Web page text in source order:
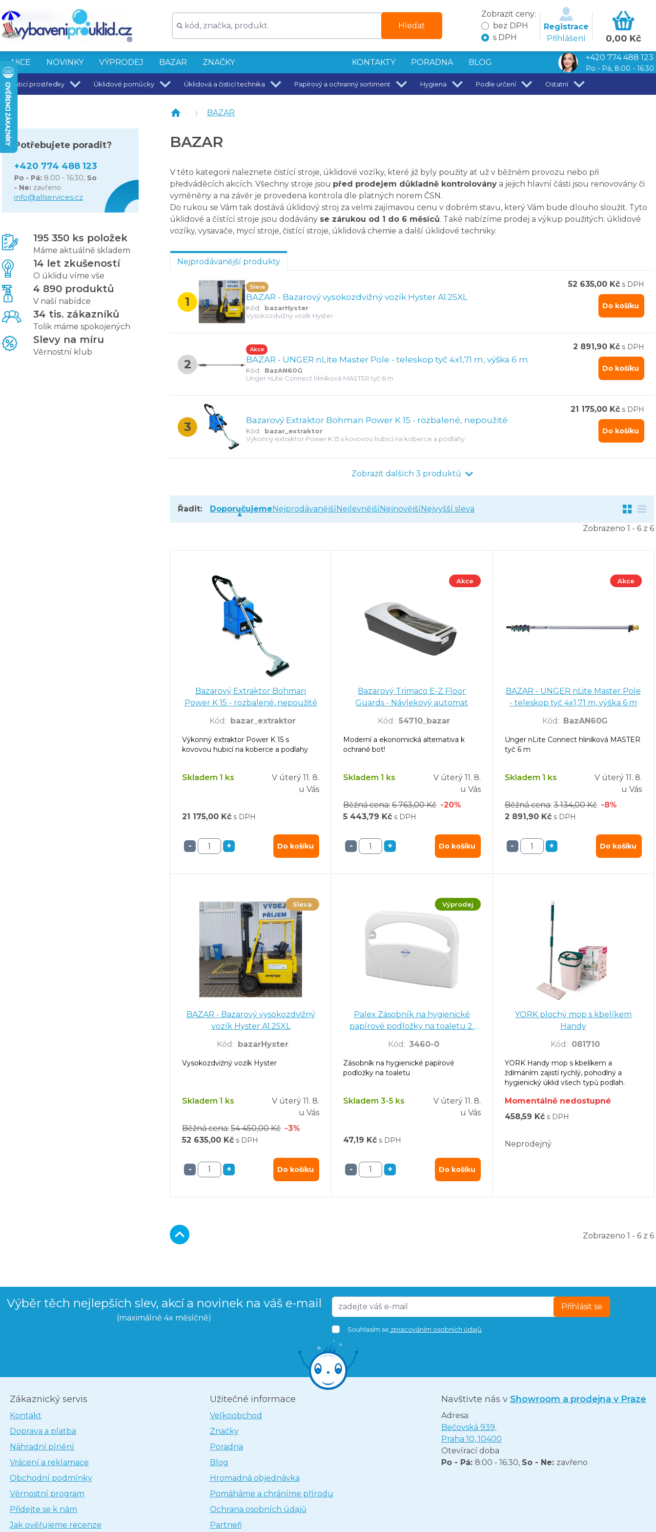
BAZAR - Bazarový vysokozdvižný vozík Hyster A1.25XL
Bazarový Extraktor Bohman Power K 15 - rozbalené, nepoužité
YORK plochý mop s kbelíkem Handy
BAZAR - UNGER nLite Master Pole - teleskop tyč 4x1,71 m, výška 6 m
Bazarový Trimaco E-Z Floor Guards - Návlekový automat
Hledat
Zobrazit ceny:
bez DPH
s DPH
Registrace
Přihlášení
0,00 Kč
AKCE NOVINKY VÝPRODEJ BAZAR ZNAČKY KONTAKTY PORADNA BLOG
+420 774 488 123
Po - Pá, 8:00 - 16:30
Čisticí prostředky Úklidové pomůcky Úklidová a čisticí technika Papírový a ochranný sortiment Hygiena Podle určení Ostatní
Potřebujete poradit?
+420 774 488 123
Po - Pá: 8:00 - 16:30, So
- Ne: zavřeno
info@allservices.cz
195 350 ks položek
Máme aktuálně skladem
14 let zkušeností
O úklidu víme vše
4 890 produktů
V naší nabídce
34 tis. zákazníků
Tolik máme spokojených
Slevy na míru
Věrnostní klub
BAZAR
BAZAR
V této kategorii naleznete čistící stroje, úklidové vozíky, které již byly použity ať už v běžném provozu nebo při
předváděcích akcích. Všechny stroje jsou před prodejem důkladně kontrolovány a jejich hlavní části jsou renovovány či
vyměněny a na závěr je provedena kontrola dle platných norem ČSN.
Do rukou se Vám tak dostává úklidový stroj za velmi zajímavou cenu v dobrém stavu, který Vám bude dlouho sloužit. Tyto
úklidové a čístící stroje jsou dodávány se zárukou od 1 do 6 měsíců. Také nabízíme prodej a výkup použitých: úklidové
vozíky, vysavače, mycí stroje, čistící stroje, úklidová chemie a další úklidové techniky.
Nejprodávanější produkty
1
Sleva
BAZAR - Bazarový vysokozdvižný vozík Hyster A1.25XL
Kód:
bazarHyster
Vysokozdvižný vozík Hyster
52 635,00 Kč s DPH
Do košíku
2
Akce
BAZAR - UNGER nLite Master Pole - teleskop tyč 4x1,71 m, výška 6 m
Kód:
BazAN60G
Unger nLite Connect hliníková MASTER tyč 6 m
2 891,90 Kč s DPH
Do košíku
3 Bazarový Extraktor Bohman Power K 15 - rozbalené, nepoužité
Kód:
bazar_extraktor
Výkonný extraktor Power K 15 s kovovou hubicí na koberce a podlahy
21 175,00 Kč s DPH
Do košíku
Zobrazit dalších 3 produktů
Řadit: Doporučujeme Nejprodávanější Nejlevnější Nejnovější Nejvyšší sleva
Zobrazeno 1 - 6 z 6
Bazarový Extraktor Bohman
Power K 15 - rozbalené, nepoužité
Kód : bazar_extraktor
Výkonný extraktor Power K 15 s
kovovou hubicí na koberce a podlahy
Skladem 1 ks V úterý 11. 8.
u Vás
21 175,00 Kč s DPH
- + Do košíku
Akce
Bazarový Trimaco E-Z Floor
Guards - Návlekový automat
Kód : 54710_bazar
Moderní a ekonomická alternativa k
ochraně bot!
Skladem 1 ks V úterý 11. 8.
u Vás
Běžná cena: 6 763,00 Kč -20%
5 443,79 Kč s DPH
- + Do košíku
Akce
BAZAR - UNGER nLite Master Pole
- teleskop tyč 4x1,71 m, výška 6 m
Kód : BazAN60G
Unger nLite Connect hliníková MASTER
tyč 6 m
Skladem 1 ks V úterý 11. 8.
u Vás
Běžná cena: 3 134,00 Kč -8%
2 891,90 Kč s DPH
- + Do košíku
Sleva
BAZAR - Bazarový vysokozdvižný
vozík Hyster A1.25XL
Kód : bazarHyster
Vysokozdvižný vozík Hyster
Skladem 1 ks V úterý 11. 8.
u Vás
Běžná cena: 54 450,00 Kč -3%
52 635,00 Kč s DPH
- + Do košíku
Výprodej
Palex Zásobník na hygienické
papírové podložky na toaletu 2.
Kód : 3460-0
Zásobník na hygienické papírové
podložky na toaletu
Skladem 3-5 ks V úterý 11. 8.
u Vás
47,19 Kč s DPH
- + Do košíku
YORK plochý mop s kbelíkem
Handy
Kód : 081710
YORK Handy mop s kbelíkem a
ždímáním zajistí rychlý, pohodlný a
hygienický úklid všech typů podlah.
Momentálně nedostupné
458,59 Kč s DPH
Neprodejný
Zobrazeno 1 - 6 z 6
Výběr těch nejlepších slev, akcí a novinek na váš e-mail
(maximálně 4x měsíčně)
Přihlásit se
Souhlasím se zpracováním osobních údajů
Zákaznický servis
Kontakt
Doprava a platba
Náhradní plnění
Vrácení a reklamace
Obchodní podmínky
Věrnostní program
Přidejte se k nám
Jak ověřujeme recenze
Užitečné informace
Velkoobchod
Značky
Poradna
Blog
Hromadná objednávka
Pomáháme a chráníme přírodu
Ochrana osobních údajů
Partneři
Navštivte nás v Showroom a prodejna v Praze
Adresa:
Bečovská 939,
Praha 10, 10400
Otevírací doba
Po - Pá: 8:00 - 16:30, So - Ne: zavřeno